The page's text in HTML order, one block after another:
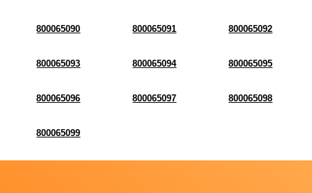
800065090 800065091 800065092
800065093 800065094 800065095
800065096 800065097 800065098
800065099